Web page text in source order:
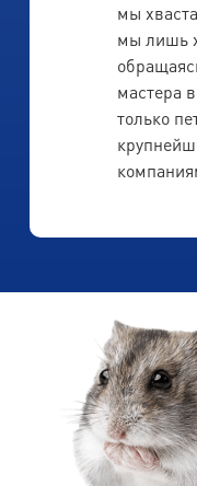
мы
мы лишь
мастера
только